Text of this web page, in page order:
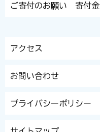
ご寄付のお願い 寄付金
アクセス
お問い合わせ
プライバシーポリシー